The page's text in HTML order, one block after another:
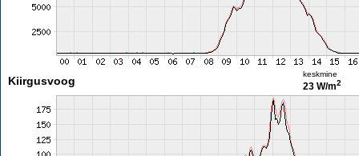
Kiirgusvoog
keskmine
23 W/m2